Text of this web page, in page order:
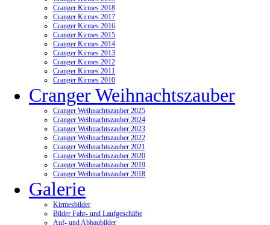
Cranger Kirmes 2018
Cranger Kirmes 2017
Cranger Kirmes 2016
Cranger Kirmes 2015
Cranger Kirmes 2014
Cranger Kirmes 2013
Cranger Kirmes 2012
Cranger Kirmes 2011
Cranger Kirmes 2010
Cranger Weihnachtszauber
Cranger Weihnachtszauber 2025
Cranger Weihnachtszauber 2024
Cranger Weihnachtszauber 2023
Cranger Weihnachtszauber 2022
Cranger Weihnachtszauber 2021
Cranger Weihnachtszauber 2020
Cranger Weihnachtszauber 2019
Cranger Weihnachtszauber 2018
Galerie
Kirmesbilder
Bilder Fahr- und Laufgeschäfte
Auf- und Abbaubilder